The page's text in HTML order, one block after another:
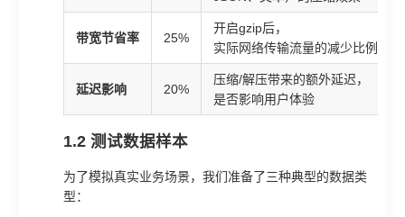
带宽节省率 25%
开启gzip后，
实际网络传输流量的减少比例
延迟影响 20%
压缩/解压带来的额外延迟，
是否影响用户体验
1.2 测试数据样本
为了模拟真实业务场景，我们准备了三种典型的数据类
型：